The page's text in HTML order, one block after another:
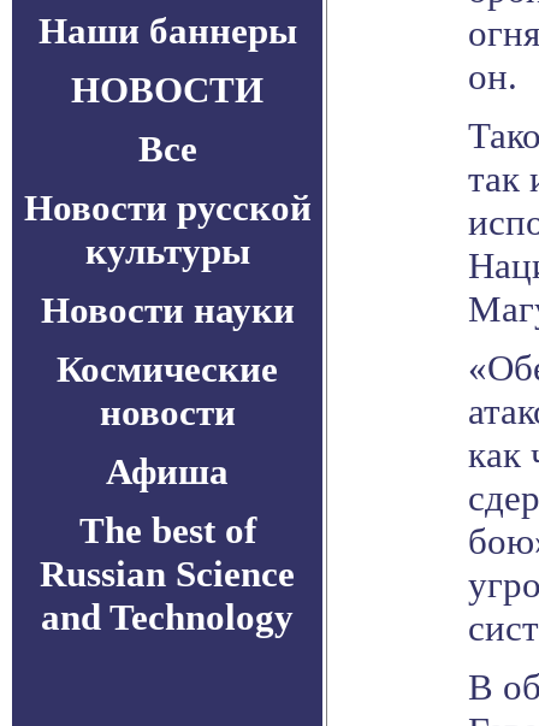
Наши баннеры
НОВОСТИ
Все
Новости русской
культуры
Новости науки
Космические
новости
Афиша
The best of
Russian Science
and Technology
он.
так
как
В